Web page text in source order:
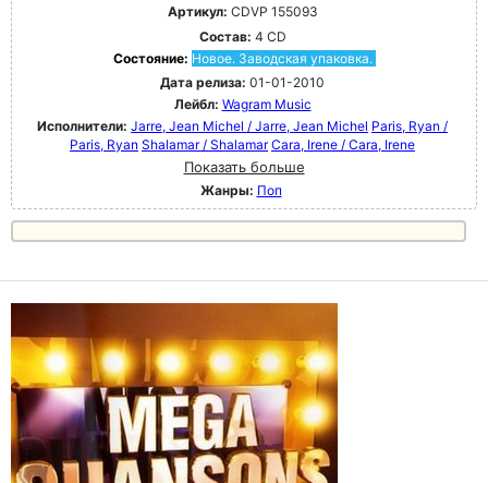
Артикул: CDVP 155093
Состав: 4 CD
Состояние: Новое. Заводская упаковка.
Дата релиза: 01-01-2010
Лейбл: Wagram Music
Исполнители: Jarre, Jean Michel / Jarre, Jean Michel Paris, Ryan /
Paris, Ryan Shalamar / Shalamar Cara, Irene / Cara, Irene
Показать больше
Жанры: Поп